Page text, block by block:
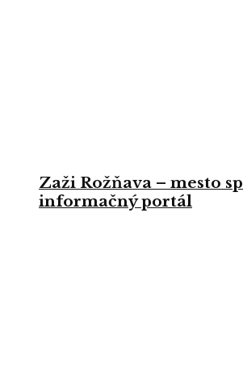
Zaži Rožňava – mesto
informačný portál